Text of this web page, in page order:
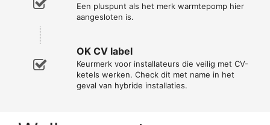
Een pluspunt als het merk warmtepomp hier
aangesloten is.
OK CV label
Keurmerk voor installateurs die veilig met CV-
ketels werken. Check dit met name in het
geval van hybride installaties.